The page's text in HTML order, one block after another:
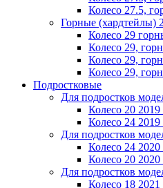
Колесо 27.5,
Горные (хардтейлы)
Колесо 29
Колесо 29,
Колесо 29,
Колесо 29,
Подростковые
Для подростков
Колесо 20 2019
Колесо 24 2019
Для подростков
Колесо 24 2020
Колесо 20 2020
Для подростков
Колесо 18 2021